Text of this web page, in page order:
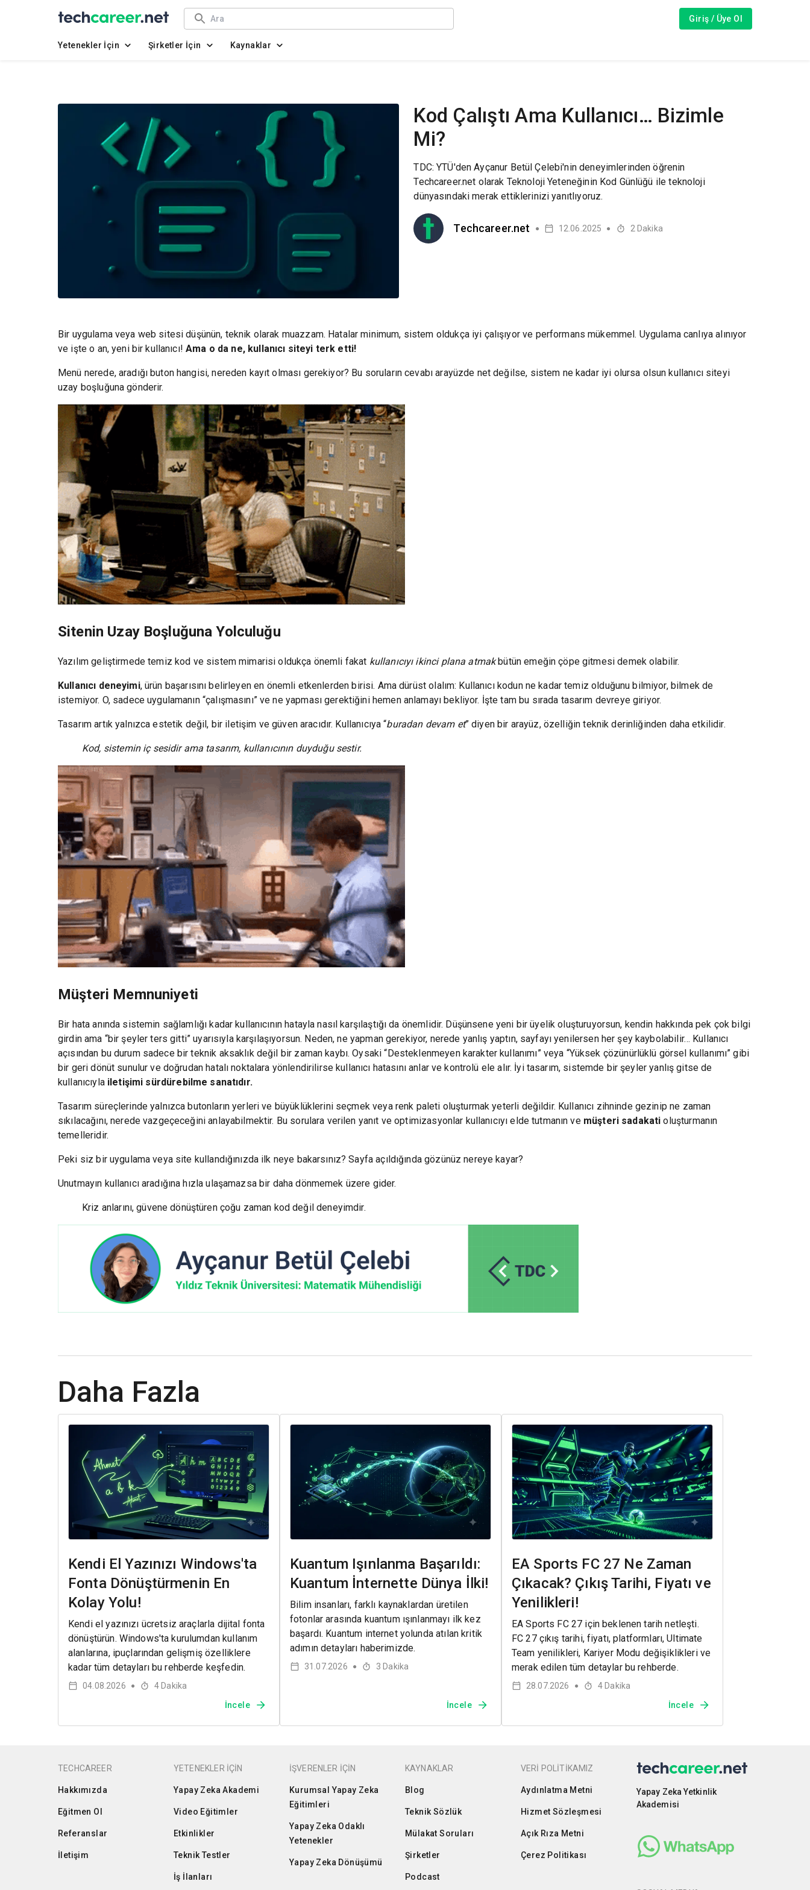
Giriş / Üye Ol
Yetenekler İçin Şirketler İçin Kaynaklar
Kod Çalıştı Ama Kullanıcı… Bizimle
Mi?
TDC: YTÜ'den Ayçanur Betül Çelebi'nin deneyimlerinden öğrenin
Techcareer.net olarak Teknoloji Yeteneğinin Kod Günlüğü ile teknoloji
dünyasındaki merak ettiklerinizi yanıtlıyoruz.
Techcareer.net ● 12.06.2025 ● 2 Dakika
Bir uygulama veya web sitesi düşünün, teknik olarak muazzam. Hatalar minimum, sistem oldukça iyi çalışıyor ve performans mükemmel. Uygulama canlıya alınıyor
ve işte o an, yeni bir kullanıcı!Ama o da ne, kullanıcı siteyi terk etti!
Menü nerede, aradığı buton hangisi, nereden kayıt olması gerekiyor? Bu soruların cevabı arayüzde net değilse, sistem ne kadar iyi olursa olsun kullanıcı siteyi
uzay boşluğuna gönderir.
Sitenin Uzay Boşluğuna Yolculuğu
Yazılım geliştirmede temiz kod ve sistem mimarisi oldukça önemli fakat kullanıcıyı ikinci plana atmakbütün emeğin çöpe gitmesi demek olabilir.
Kullanıcı deneyimi, ürün başarısını belirleyen en önemli etkenlerden birisi. Ama dürüst olalım: Kullanıcı kodun ne kadar temiz olduğunu bilmiyor, bilmek de
istemiyor. O, sadece uygulamanın “çalışmasını” ve ne yapması gerektiğini hemen anlamayı bekliyor. İşte tam bu sırada tasarım devreye giriyor.
Tasarım artık yalnızca estetik değil, bir iletişim ve güven aracıdır. Kullanıcıya “buradan devam et” diyen bir arayüz, özelliğin teknik derinliğinden daha etkilidir.
Kod, sistemin iç sesidir ama tasarım, kullanıcının duyduğu sestir.
Müşteri Memnuniyeti
Bir hata anında sistemin sağlamlığı kadar kullanıcının hatayla nasıl karşılaştığı da önemlidir. Düşünsene yeni bir üyelik oluşturuyorsun, kendin hakkında pek çok bilgi
girdin ama “bir şeyler ters gitti” uyarısıyla karşılaşıyorsun. Neden, ne yapman gerekiyor, nerede yanlış yaptın, sayfayı yenilersen her şey kaybolabilir… Kullanıcı
açısından bu durum sadece bir teknik aksaklık değil bir zaman kaybı. Oysaki “Desteklenmeyen karakter kullanımı” veya “Yüksek çözünürlüklü görsel kullanımı” gibi
bir geri dönüt sunulur ve doğrudan hatalı noktalara yönlendirilirse kullanıcı hatasını anlar ve kontrolü ele alır. İyi tasarım, sistemde bir şeyler yanlış gitse de
kullanıcıyla iletişimi sürdürebilme sanatıdır.
Tasarım süreçlerinde yalnızca butonların yerleri ve büyüklüklerini seçmek veya renk paleti oluşturmak yeterli değildir. Kullanıcı zihninde gezinip ne zaman
sıkılacağını, nerede vazgeçeceğini anlayabilmektir. Bu sorulara verilen yanıt ve optimizasyonlar kullanıcıyı elde tutmanın ve müşteri sadakati oluşturmanın
temelleridir.
Peki siz bir uygulama veya site kullandığınızda ilk neye bakarsınız? Sayfa açıldığında gözünüz nereye kayar?
Unutmayın kullanıcı aradığına hızla ulaşamazsa bir daha dönmemek üzere gider.
Kriz anlarını, güvene dönüştüren çoğu zaman kod değil deneyimdir.
Daha Fazla
Kendi El Yazınızı Windows'ta
Fonta Dönüştürmenin En
Kolay Yolu!
Kendi el yazınızı ücretsiz araçlarla dijital fonta
dönüştürün. Windows'ta kurulumdan kullanım
alanlarına, ipuçlarından gelişmiş özelliklere
kadar tüm detayları bu rehberde keşfedin.
04.08.2026 ● 4 Dakika
İncele
Kuantum Işınlanma Başarıldı:
Kuantum İnternette Dünya İlki!
Bilim insanları, farklı kaynaklardan üretilen
fotonlar arasında kuantum ışınlanmayı ilk kez
başardı. Kuantum internet yolunda atılan kritik
adımın detayları haberimizde.
31.07.2026 ● 3 Dakika
İncele
EA Sports FC 27 Ne Zaman
Çıkacak? Çıkış Tarihi, Fiyatı ve
Yenilikleri!
EA Sports FC 27 için beklenen tarih netleşti.
FC 27 çıkış tarihi, fiyatı, platformları, Ultimate
Team yenilikleri, Kariyer Modu değişiklikleri ve
merak edilen tüm detaylar bu rehberde.
28.07.2026 ● 4 Dakika
İncele
TECHCAREER
Hakkımızda
Eğitmen Ol
Referanslar
İletişim
YETENEKLER İÇİN
Yapay Zeka Akademi
Video Eğitimler
Etkinlikler
Teknik Testler
İş İlanları
İŞVERENLER İÇİN
Kurumsal Yapay Zeka
Eğitimleri
Yapay Zeka Odaklı
Yetenekler
Yapay Zeka Dönüşümü
KAYNAKLAR
Blog
Teknik Sözlük
Mülakat Soruları
Şirketler
Podcast
VERİ POLİTİKAMIZ
Aydınlatma Metni
Hizmet Sözleşmesi
Açık Rıza Metni
Çerez Politikası
Yapay Zeka Yetkinlik
Akademisi